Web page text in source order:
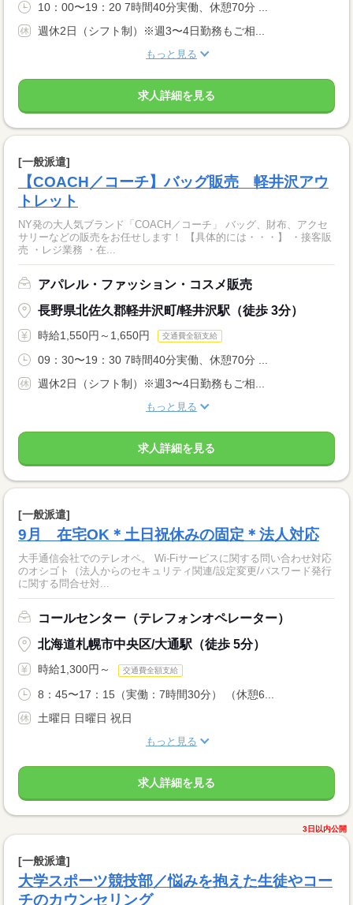
10：00〜19：20 7時間40分実働、休憩70分 ...
週休2日（シフト制）※週3〜4日勤務もご相...
もっと見る
求人詳細を見る
[一般派遣]
【COACH／コーチ】バッグ販売 軽井沢アウ
トレット
NY発の大人気ブランド「COACH／コーチ」 バッグ、財布、アクセ
サリーなどの販売をお任せします！ 【具体的には・・・】 ・接客販
売 ・レジ業務 ・在...
アパレル・ファッション・コスメ販売
長野県北佐久郡軽井沢町/軽井沢駅（徒歩 3分）
時給1,550円～1,650円 交通費全額支給
09：30〜19：30 7時間40分実働、休憩70分 ...
週休2日（シフト制）※週3〜4日勤務もご相...
もっと見る
求人詳細を見る
[一般派遣]
9月 在宅OK＊土日祝休みの固定＊法人対応
大手通信会社でのテレオペ。 Wi-Fiサービスに関する問い合わせ対応
のオシゴト（法人からのセキュリティ関連/設定変更/パスワード発行
に関する問合せ対...
コールセンター（テレフォンオペレーター）
北海道札幌市中央区/大通駅（徒歩 5分）
時給1,300円～ 交通費全額支給
8：45〜17：15（実働：7時間30分） （休憩6...
土曜日 日曜日 祝日
もっと見る
求人詳細を見る
3日以内公開
[一般派遣]
大学スポーツ競技部／悩みを抱えた生徒やコー
チのカウンセリング